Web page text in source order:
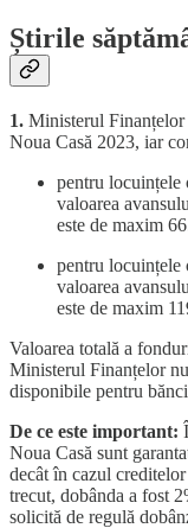
Știrile
1. Ministerul Finanțelor
Noua Casă 2023, iar
pentru locuințele
valoarea
este de maxim
pentru locuințele
valoarea
este de maxim
Valoarea totală a
Ministerul Finanțelor
disponibile pentru
De ce este important:
Noua Casă sunt
decât în cazul
trecut, dobânda a fost
solicită de regulă